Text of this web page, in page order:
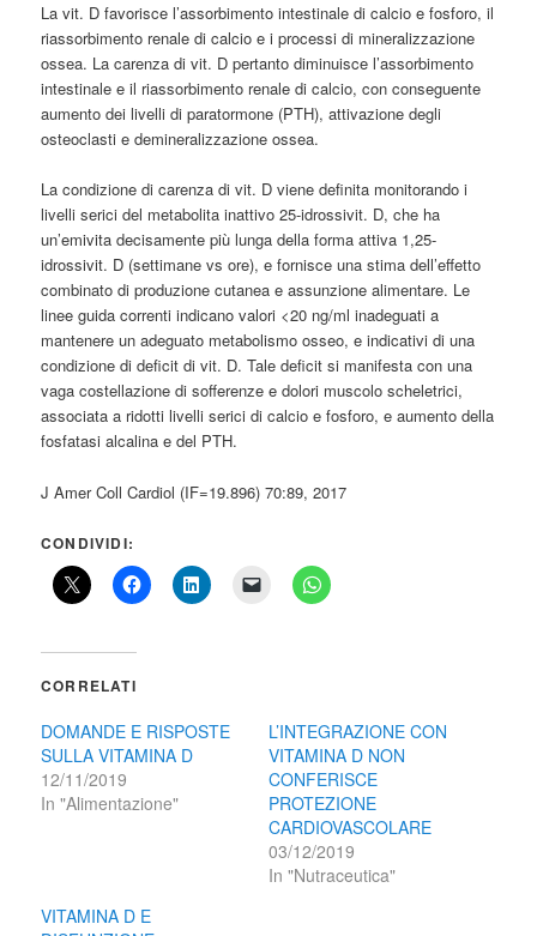
La vit. D favorisce l’assorbimento intestinale di calcio e fosforo, il
riassorbimento renale di calcio e i processi di mineralizzazione
ossea. La carenza di vit. D pertanto diminuisce l’assorbimento
intestinale e il riassorbimento renale di calcio, con conseguente
aumento dei livelli di paratormone (PTH), attivazione degli
osteoclasti e demineralizzazione ossea.
La condizione di carenza di vit. D viene definita monitorando i
livelli serici del metabolita inattivo 25-idrossivit. D, che ha
un’emivita decisamente più lunga della forma attiva 1,25-
idrossivit. D (settimane vs ore), e fornisce una stima dell’effetto
combinato di produzione cutanea e assunzione alimentare. Le
linee guida correnti indicano valori <20 ng/ml inadeguati a
mantenere un adeguato metabolismo osseo, e indicativi di una
condizione di deficit di vit. D. Tale deficit si manifesta con una
vaga costellazione di sofferenze e dolori muscolo scheletrici,
associata a ridotti livelli serici di calcio e fosforo, e aumento della
fosfatasi alcalina e del PTH.
J Amer Coll Cardiol (IF=19.896) 70:89, 2017
CONDIVIDI:
CORRELATI
DOMANDE E RISPOSTE
SULLA VITAMINA D
12/11/2019
In "Alimentazione"
L’INTEGRAZIONE CON
VITAMINA D NON
CONFERISCE
PROTEZIONE
CARDIOVASCOLARE
03/12/2019
In "Nutraceutica"
VITAMINA D E